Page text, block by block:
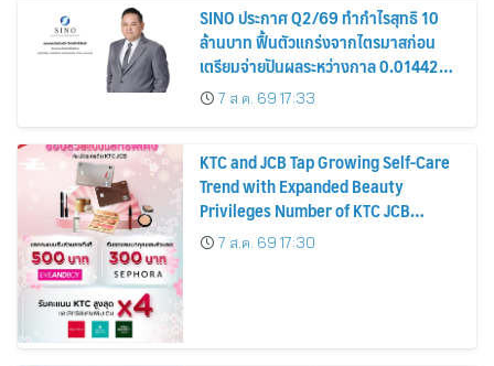
SINO ประกาศ Q2/69 ทำกำไรสุทธิ 10
ล้านบาท ฟื้นตัวแกร่งจากไตรมาสก่อน
เตรียมจ่ายปันผลระหว่างกาล 0.014423
บาทต่อหุ้น ครึ่งปีหลังมุ่งเติบโตต่อเนื่อง
7 ส.ค. 69 17:33
KTC and JCB Tap Growing Self-Care
Trend with Expanded Beauty
Privileges Number of KTC JCB
Cardmembers Spending on
Cosmetics Rises 26%
7 ส.ค. 69 17:30